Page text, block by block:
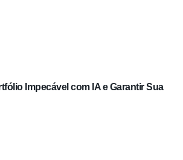
Impecável com IA e Garantir Sua